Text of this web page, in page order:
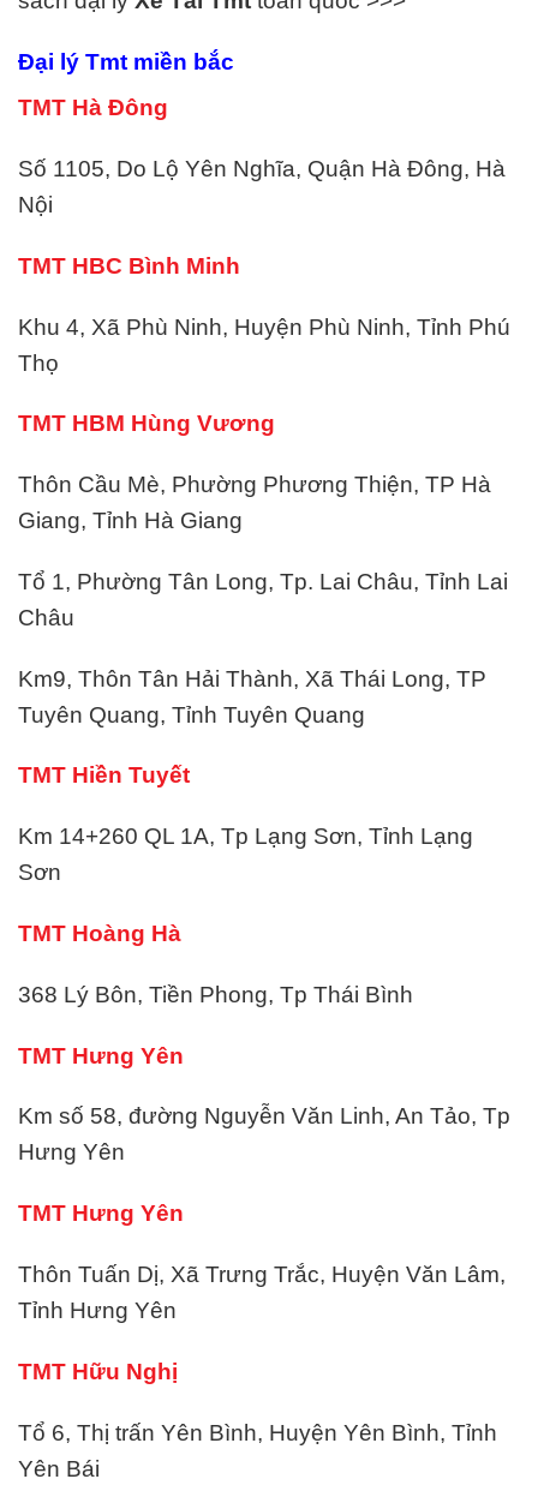
Đại lý Tmt miền bắc
TMT Hà Đông
Số 1105, Do Lộ Yên Nghĩa, Quận Hà Đông, Hà
Nội
TMT HBC Bình Minh
Khu 4, Xã Phù Ninh, Huyện Phù Ninh, Tỉnh Phú
Thọ
TMT HBM Hùng Vương
Thôn Cầu Mè, Phường Phương Thiện, TP Hà
Giang, Tỉnh Hà Giang
Tổ 1, Phường Tân Long, Tp. Lai Châu, Tỉnh Lai
Châu
Km9, Thôn Tân Hải Thành, Xã Thái Long, TP
Tuyên Quang, Tỉnh Tuyên Quang
TMT Hiền Tuyết
Km 14+260 QL 1A, Tp Lạng Sơn, Tỉnh Lạng
Sơn
TMT Hoàng Hà
368 Lý Bôn, Tiền Phong, Tp Thái Bình
TMT Hưng Yên
Km số 58, đường Nguyễn Văn Linh, An Tảo, Tp
Hưng Yên
TMT Hưng Yên
Thôn Tuấn Dị, Xã Trưng Trắc, Huyện Văn Lâm,
Tỉnh Hưng Yên
TMT Hữu Nghị
Tổ 6, Thị trấn Yên Bình, Huyện Yên Bình, Tỉnh
Yên Bái